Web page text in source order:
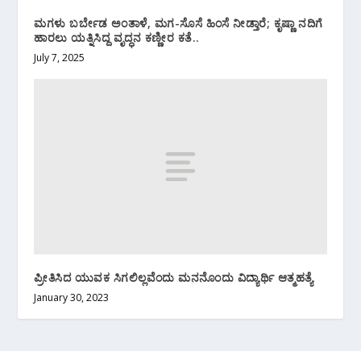
ಮಗಳು ಬರ್ಬೇಡ ಅಂತಾಳೆ, ಮಗ-ಸೊಸೆ ಹಿಂಸೆ ನೀಡ್ತಾರೆ; ಕೃಷ್ಣಾ ನದಿಗೆ
ಹಾರಲು ಯತ್ನಿಸಿದ್ದ ವೃದ್ಧನ ಕಣ್ಣೀರ ಕತೆ..
July 7, 2025
ಪ್ರೀತಿಸಿದ ಯುವಕ ಸಿಗಲಿಲ್ಲವೆಂದು ಮನನೊಂದು ವಿದ್ಯಾರ್ಥಿ ಆತ್ಮಹತ್ಯೆ
January 30, 2023